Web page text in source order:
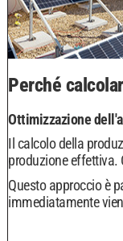
Perché
Ottimizzazione
Il calcolo della
produzione effettiva.
Questo approccio è
immediatamente